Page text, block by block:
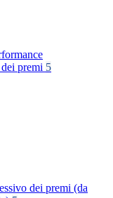
premi 5
dei premi (da